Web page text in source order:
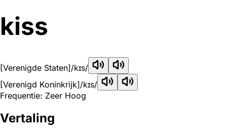
kiss
[Verenigde Staten]/kɪs/
[Verenigd Koninkrijk]/kɪs/
Frequentie: Zeer Hoog
Vertaling